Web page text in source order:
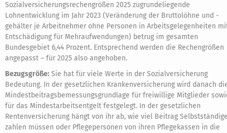
Sozialversicherungsrechengrößen 2025 zugrundeliegende
Lohnentwicklung im Jahr 2023 (Veränderung der Bruttolöhne und -
gehälter je Arbeitnehmer ohne Personen in Arbeitsgelegenheiten
Entschädigung für Mehraufwendungen) betrug im gesamten
Bundesgebiet 6,44 Prozent. Entsprechend werden die Rechengrößen
angepasst – für 2025 also angehoben.
Bezugsgröße: Sie hat für viele Werte in der Sozialversicherung
Bedeutung. In der gesetzlichen Krankenversicherung wird danach
Mindestbeitragsbemessungsgrundlage für freiwillige Mitglieder
für das Mindestarbeitsentgelt festgelegt. In der gesetzlichen
Rentenversicherung hängt von ihr ab, wie viel Beitrag
zahlen müssen oder Pflegepersonen von ihren Pflegekassen in die